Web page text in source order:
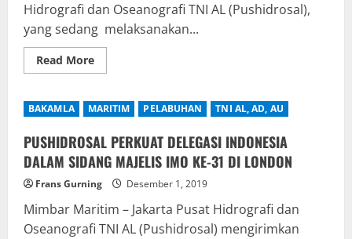
Hidrografi dan Oseanografi TNI AL (Pushidrosal),
yang sedang melaksanakan...
Read MoreRead
more
SPICA-
934
OPEN
SHIP
DI
BATU
AMPAR
BATAM
–
KEPULAUAN
RIAU
BAKAMLA MARITIM PELABUHAN TNI AL, AD, AU
PUSHIDROSAL PERKUAT DELEGASI INDONESIA
DALAM SIDANG MAJELIS IMO KE-31 DI LONDON
Frans Gurning Desember 1, 2019
Mimbar Maritim – Jakarta Pusat Hidrografi dan
Oseanografi TNI AL (Pushidrosal) mengirimkan